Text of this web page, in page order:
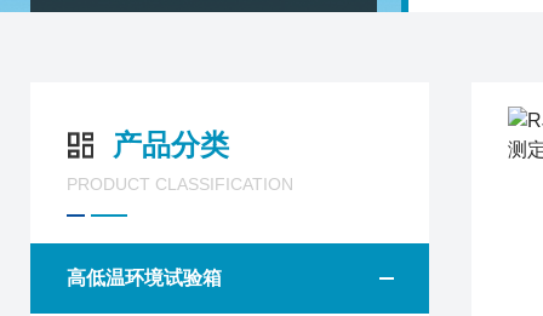
产品分类
PRODUCT CLASSIFICATION
高低温环境试验箱